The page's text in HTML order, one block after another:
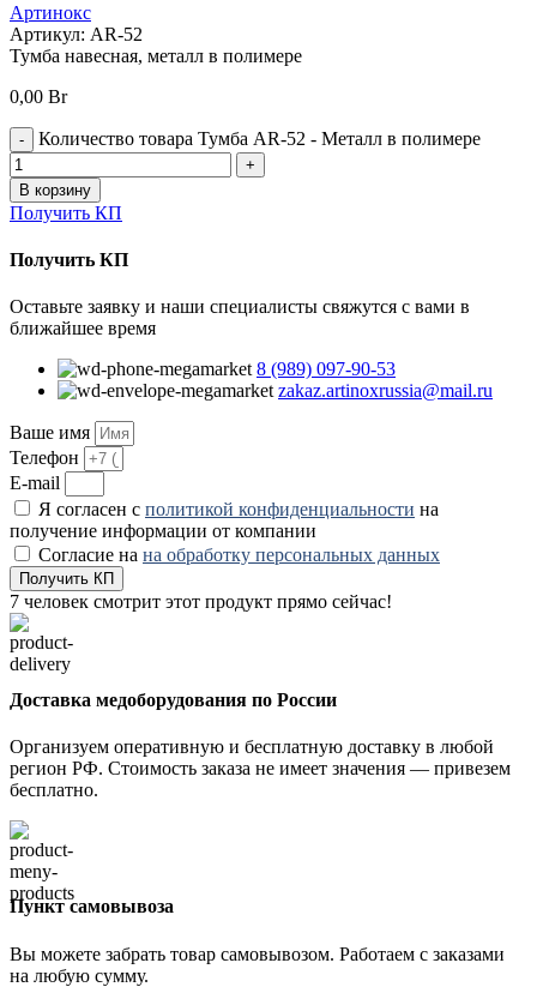
Артинокс
Артикул: AR-52
Тумба навесная, металл в полимере
0,00 Br
Количество товара Тумба AR-52 - Металл в полимере
В корзину
Получить КП
Получить КП
Оставьте заявку и наши специалисты свяжутся с вами в
ближайшее время
8 (989) 097-90-53
zakaz.artinoxrussia@mail.ru
Ваше имя
Телефон
E-mail
Я согласен с политикой конфиденциальности на
получение информации от компании
Согласие на на обработку персональных данных
Получить КП
7 человек смотрит этот продукт прямо сейчас!
Доставка медоборудования по России
Организуем оперативную и бесплатную доставку в любой
регион РФ. Стоимость заказа не имеет значения — привезем
бесплатно.
Пункт самовывоза
Вы можете забрать товар самовывозом. Работаем с заказами
на любую сумму.